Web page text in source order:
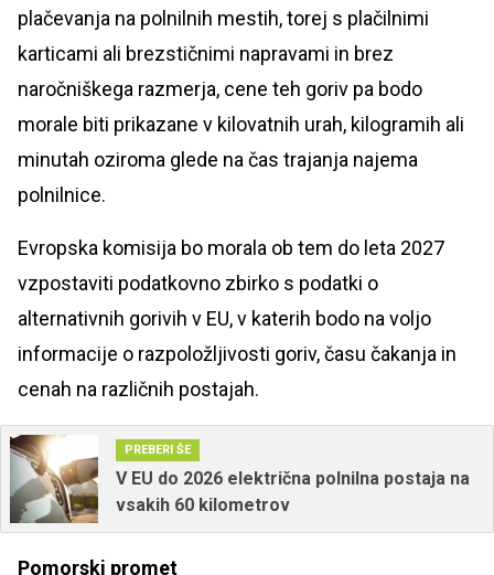
plačevanja na polnilnih mestih, torej s plačilnimi
karticami ali brezstičnimi napravami in brez
naročniškega razmerja, cene teh goriv pa bodo
morale biti prikazane v kilovatnih urah, kilogramih ali
minutah oziroma glede na čas trajanja najema
polnilnice.
Evropska komisija bo morala ob tem do leta 2027
vzpostaviti podatkovno zbirko s podatki o
alternativnih gorivih v EU, v katerih bodo na voljo
informacije o razpoložljivosti goriv, času čakanja in
cenah na različnih postajah.
PREBERI ŠE
V EU do 2026 električna polnilna postaja na
vsakih 60 kilometrov
Pomorski promet